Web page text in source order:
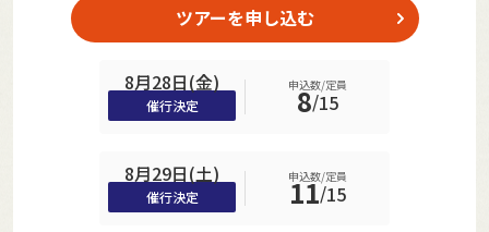
ツアーを申し込む
8月28日(金)
催行決定
申込数/定員
8/15
8月29日(土)
催行決定
申込数/定員
11/15